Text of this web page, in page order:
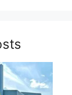
2025 :